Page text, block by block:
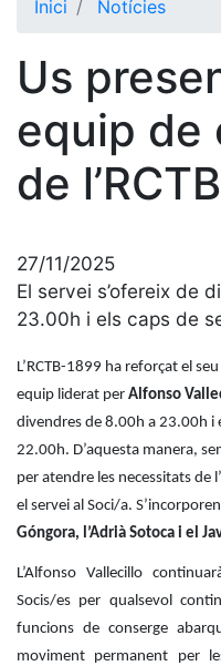
Història
La nostra
història
Cronologia
Presidents
Junta
directiva
i comités
Estructura
executiva
Fundació
Serveis
Instal·lacions
Preguntes
Freqüents
(FAQs)
Treballa amb
Inici Notícies
Us
equip de
de
27/11/2025
El servei s’ofereix de
23.00h i els caps de
L’RCTB-1899 ha reforçat el
equip liderat per Alfonso
divendres de 8.00h a 23.00h i
22.00h. D’aquesta manera,
per atendre les necessitats de
el servei al Soci/a.
Góngora, l’Adrià Sotoca i el
L’Alfonso Vallecillo
Socis/es per qualsevol
funcions de conserge
moviment permanent per